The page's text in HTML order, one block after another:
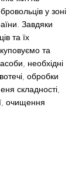
у зоні
Завдяки
та їх
та
необхідні
обробки
складності,
очищення